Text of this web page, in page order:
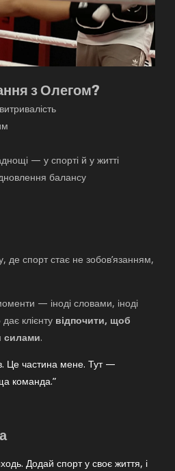
з Олегом?
— у спорті й у житті
балансу
спорт стає не зобов’язанням,
— іноді словами, іноді
клієнту відпочити, щоб
силами.
Це частина мене. Тут —
команда.”
Додай спорт у своє життя, і